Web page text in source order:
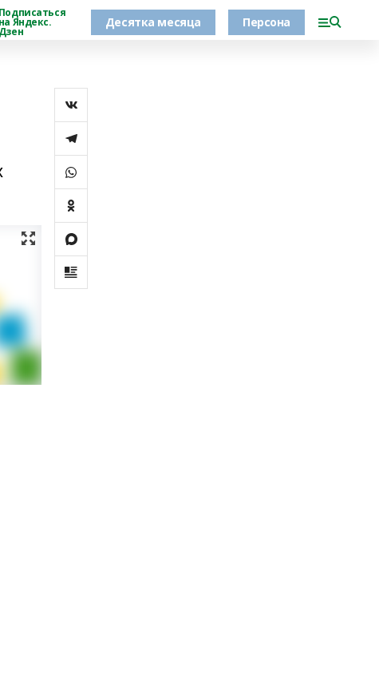
Подписаться
на Яндекс.
Дзен
Десятка месяца Персона